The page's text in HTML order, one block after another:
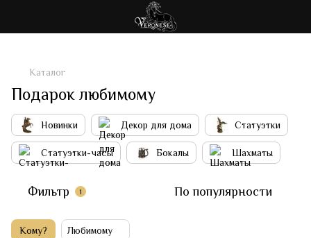
Каталог
Подарок любимому
Новинки Декор для дома Статуэтки
Статуэтки-часы Бокалы Шахматы
Фильтр 1 По популярности
Кому? Любимому